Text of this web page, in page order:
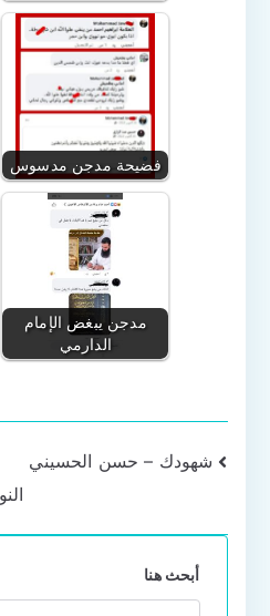
فضيحة مدجن مدسوس
مدجن يبغض الإمام
الدارمي
تصفّح
شهودك – حسن الحسيني
أبحث هنا